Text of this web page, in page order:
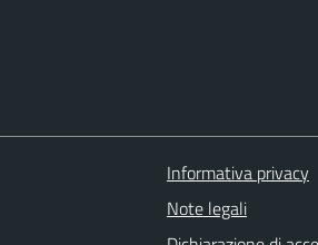
Informativa privacy
Note legali